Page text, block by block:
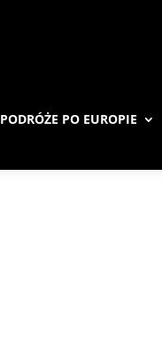
PODRÓŻE PO EUROPIE